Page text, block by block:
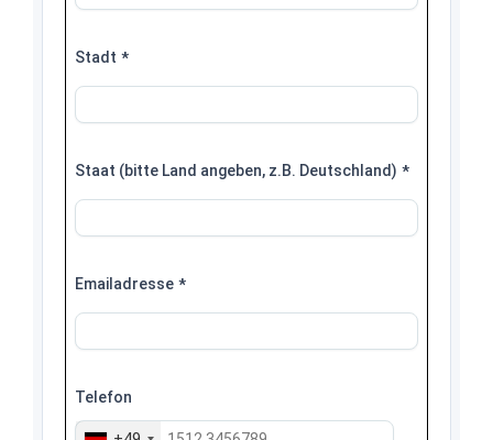
Stadt *
Staat (bitte Land angeben, z.B. Deutschland) *
Emailadresse *
Telefon